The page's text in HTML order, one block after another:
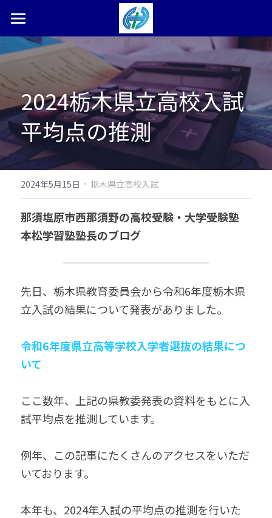
ホーム
塾長ブログ
本松学習塾とは
合格体験記・実績
お問い合わせ
検索
0287-36-9450
2024栃木県立高校入試
平均点の推測
2024年5月15日 · 栃木県立高校入試
那須塩原市西那須野の高校受験・大学受験塾
本松学習塾塾長のブログ
先日、栃木県教育委員会から令和6年度栃木県
立入試の結果について発表がありました。
令和6年度県立高等学校入学者選抜の結果につ
いて
ここ数年、上記の県教委発表の資料をもとに入
試平均点を推測しています。
例年、この記事にたくさんのアクセスをいただ
いております。
本年も、2024年入試の平均点の推測を行いた